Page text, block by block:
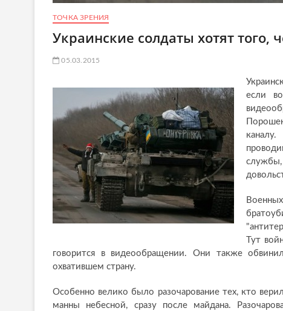
ТОЧКА ЗРЕНИЯ
Украинские солдаты хотят того,
05.03.2015
если
службы,
Тут
говорится в видеообращении. Они также
охватившем страну.
Особенно велико было разочарование тех, кто
манны небесной, сразу после майдана.